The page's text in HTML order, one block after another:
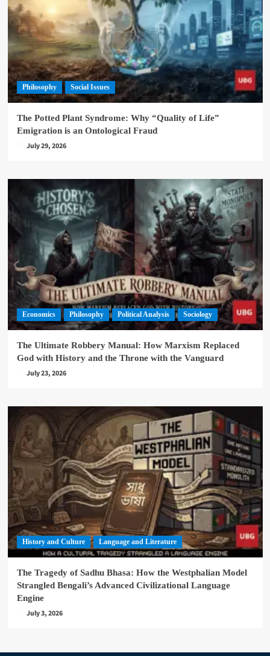
Philosophy Social Issues
The Potted Plant Syndrome: Why “Quality of Life”
Emigration is an Ontological Fraud
July 29, 2026
Economics Philosophy Political Analysis Sociology
The Ultimate Robbery Manual: How Marxism Replaced
God with History and the Throne with the Vanguard
July 23, 2026
History and Culture Language and Literature
The Tragedy of Sadhu Bhasa: How the Westphalian Model
Strangled Bengali’s Advanced Civilizational Language
Engine
July 3, 2026